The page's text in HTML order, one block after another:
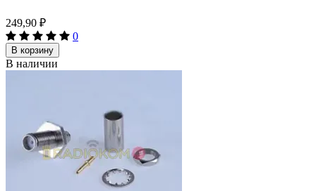
249,90 ₽
0
В корзину
В наличии